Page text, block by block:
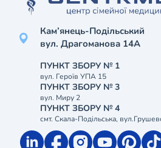
Кам’янець-Подільський
вул. Драгоманова 14А
ПУНКТ ЗБОРУ № 1
вул. Героїв УПА 15
ПУНКТ ЗБОРУ № 3
вул. Миру 2
ПУНКТ ЗБОРУ № 4
смт. Скала-Подільська,